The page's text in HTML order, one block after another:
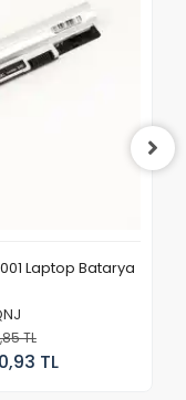
Laptop Batarya
TL
TL